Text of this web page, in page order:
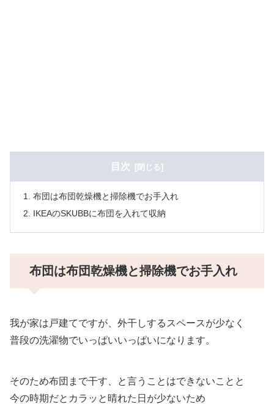
目次
布団は布団乾燥機と掃除機でお手入れ
IKEAのSKUBBに布団を入れて収納
布団は布団乾燥機と掃除機でお手入れ
我が家は戸建てですが、外干しするスペースが少なく
普段の洗濯物でいっぱいいっぱいになります。
そのため布団まで干す、と言うことはできないことと
今の時期だとカラッと晴れた日が少ないため